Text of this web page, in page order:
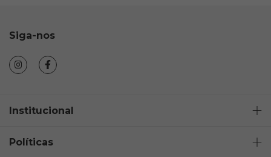
Siga-nos
Institucional
Políticas